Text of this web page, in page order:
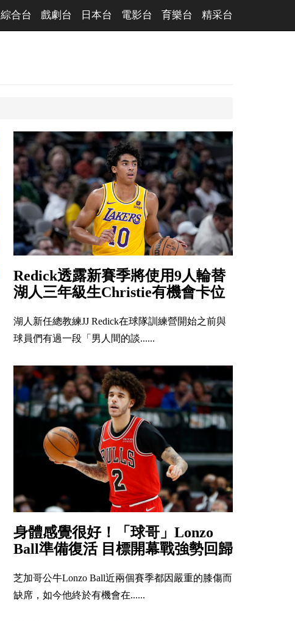
綜合台 戲劇台 日本台 電影台 育樂台 精采台
Redick透露新賽季將使用9人輪替
湖人三年級生Christie有機會卡位
湖人新任總教練JJ Redick在球隊訓練營開始之前與
球員們有過一段「男人間的談......
身體感覺很好！「球哥」Lonzo
Ball準備復活 目標開幕戰強勢回歸
芝加哥公牛Lonzo Ball近兩個賽季都因嚴重的膝傷而
缺席，如今他終於有機會在......